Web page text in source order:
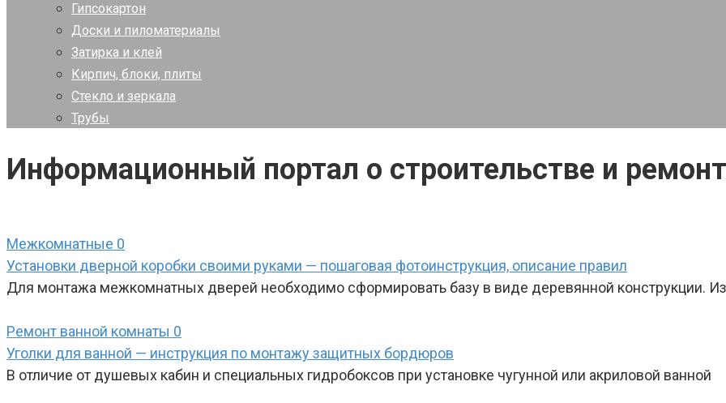
Гипсокартон
Доски и пиломатериалы
Затирка и клей
Кирпич, блоки, плиты
Стекло и зеркала
Трубы
Информационный портал о строительстве и
Межкомнатные 0
Установки дверной коробки своими руками — пошаговая фотоинструкция, описание правил
Для монтажа межкомнатных дверей необходимо сформировать базу в виде деревянной конструкции.
Ремонт ванной комнаты 0
Уголки для ванной — инструкция по монтажу защитных бордюров
В отличие от душевых кабин и специальных гидробоксов при установке чугунной или акриловой ванной